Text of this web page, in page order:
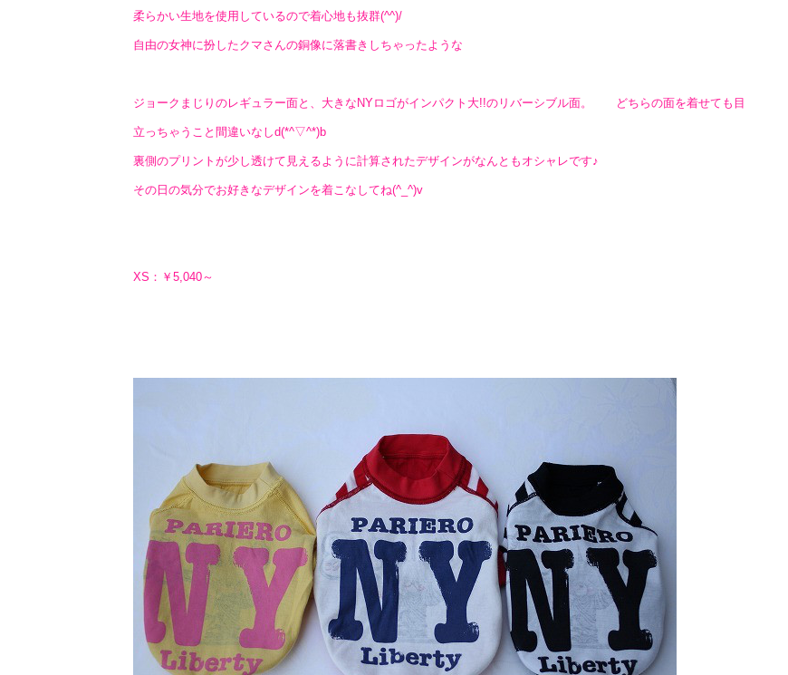
柔らかい生地を使用しているので着心地も抜群(^^)/
自由の女神に扮したクマさんの銅像に落書きしちゃったような
ジョークまじりのレギュラー面と、大きなNYロゴがインパクト大!!のリバーシブル面。 どちらの面を着せても目
立っちゃうこと間違いなしd(*^▽^*)b
裏側のプリントが少し透けて見えるように計算されたデザインがなんともオシャレです♪
その日の気分でお好きなデザインを着こなしてね(^_^)v
XS：￥5,040～